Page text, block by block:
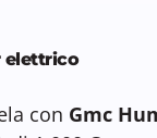
elettrico
con Gmc